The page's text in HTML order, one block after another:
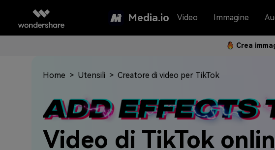
Media.io Video Immagine
Crea
Home > Utensili > Creatore di video per TikTok
Video di TikTok